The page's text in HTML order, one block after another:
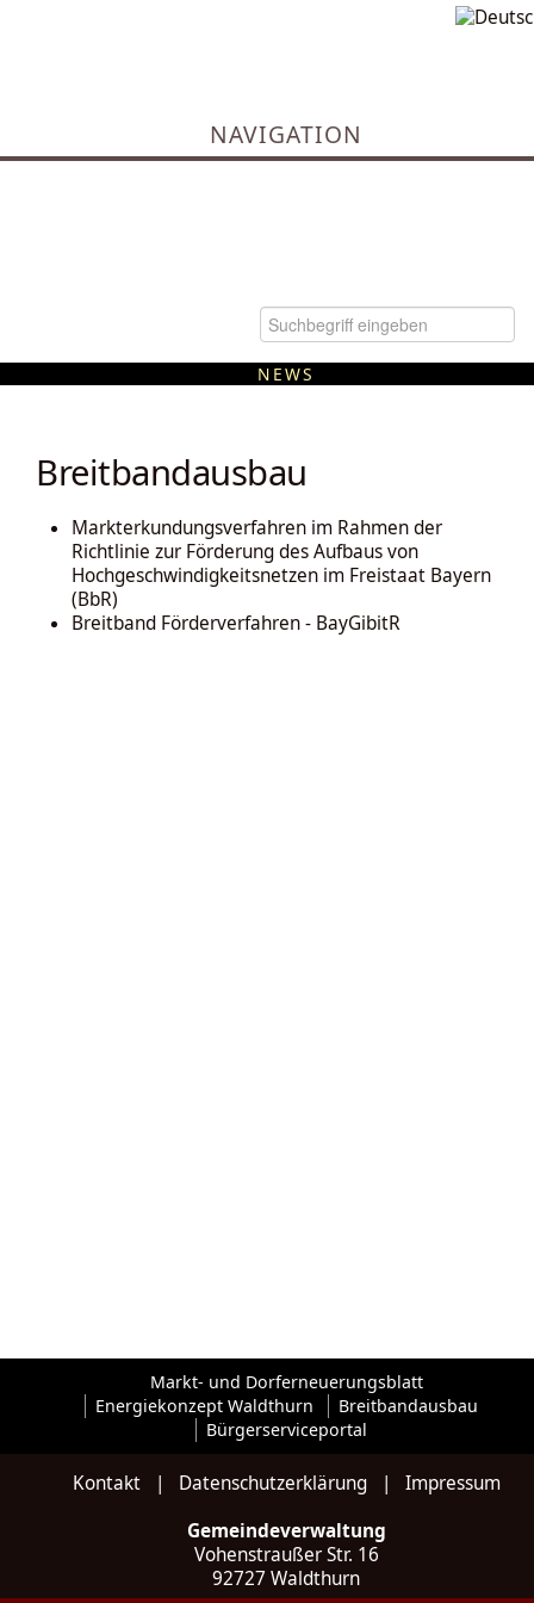
NAVIGATION
NEWS
Breitbandausbau
Markterkundungsverfahren im Rahmen der
Richtlinie zur Förderung des Aufbaus von
Hochgeschwindigkeitsnetzen im Freistaat Bayern
(BbR)
Breitband Förderverfahren - BayGibitR
Markt- und Dorferneuerungsblatt
Energiekonzept Waldthurn
Breitbandausbau
Bürgerserviceportal
Kontakt| Datenschutzerklärung| Impressum
Gemeindeverwaltung
Vohenstraußer Str. 16
92727 Waldthurn